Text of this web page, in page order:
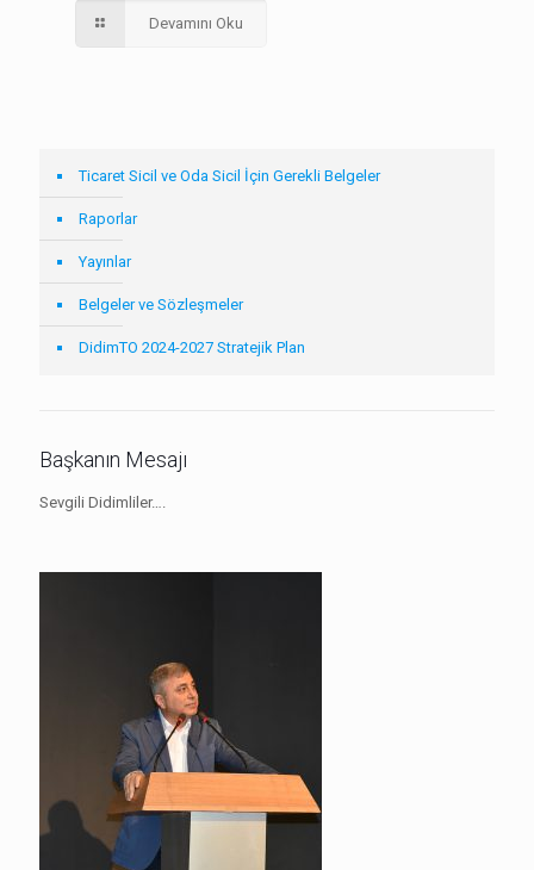
Devamını Oku
Ticaret Sicil ve Oda Sicil İçin Gerekli Belgeler
Raporlar
Yayınlar
Belgeler ve Sözleşmeler
DidimTO 2024-2027 Stratejik Plan
Başkanın Mesajı
Sevgili Didimliler….